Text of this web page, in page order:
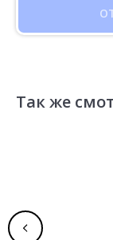
Так же